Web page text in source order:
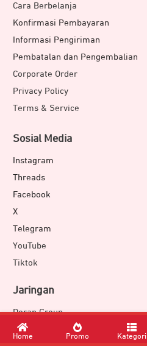
Cara Berbelanja
Konfirmasi Pembayaran
Informasi Pengiriman
Pembatalan dan Pengembalian
Corporate Order
Privacy Policy
Terms & Service
Sosial Media
Instagram
Threads
Facebook
X
Telegram
YouTube
Tiktok
Jaringan
Doran Group
Doran Souvenir
Home Promo Kategori